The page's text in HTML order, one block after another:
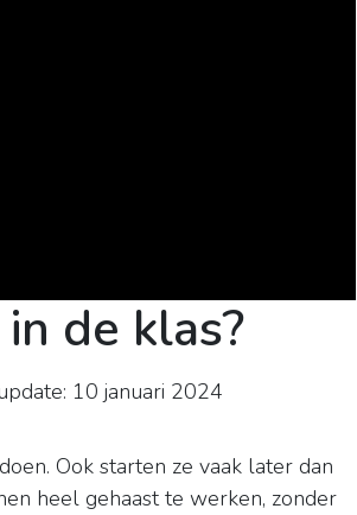
de klas?
10 januari 2024
Ook starten ze vaak later dan
heel gehaast te werken, zonder